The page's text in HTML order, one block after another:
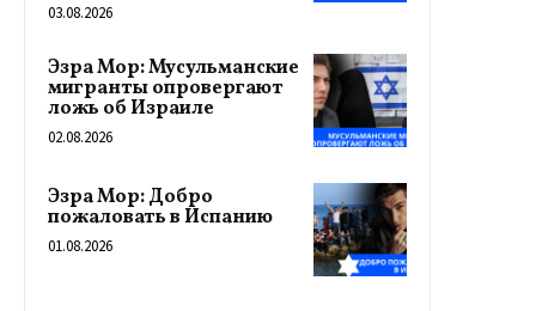
03.08.2026
Эзра Мор: Мусульманские
мигранты опровергают
ложь об Израиле
02.08.2026
Эзра Мор: Добро
пожаловать в Испанию
01.08.2026